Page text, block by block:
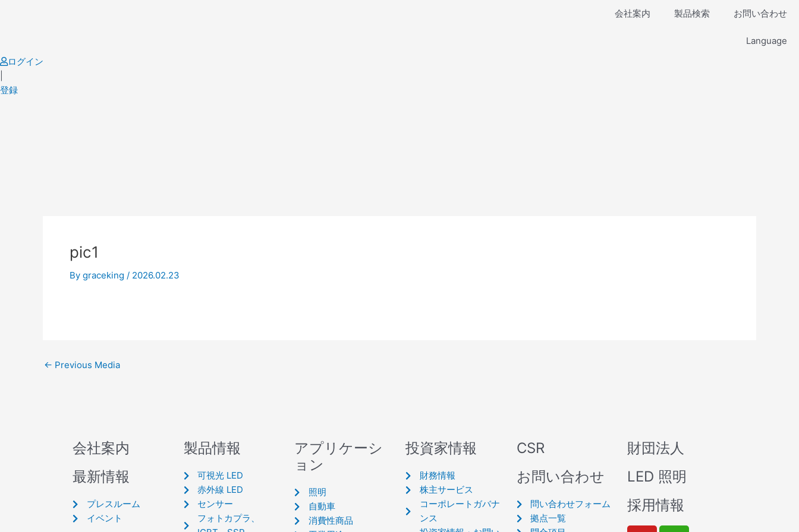
会社案内 製品検索 お問い合わせ
Language
ログイン
登録
pic1
By graceking / 2026.02.23
← Previous Media
会社案内
最新情報
プレスルーム
イベント
製品情報
可視光 LED
赤外線 LED
センサー
フォトカプラ、
アプリケーシ
ョン
照明
自動車
消費性商品
投資家情報
財務情報
株主サービス
コーポレートガバナ
ンス
CSR
お問い合わせ
問い合わせフォーム
拠点一覧
財団法人
LED 照明
採用情報